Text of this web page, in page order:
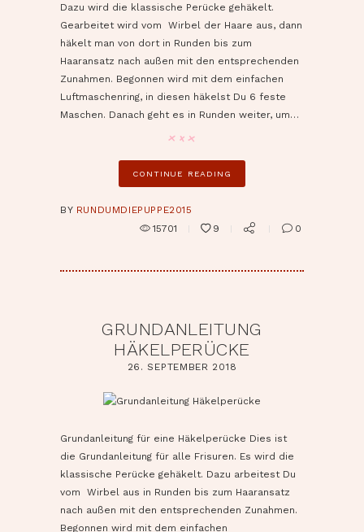
Dazu wird die klassische Perücke gehäkelt.
Gearbeitet wird vom Wirbel der Haare aus, dann
häkelt man von dort in Runden bis zum
Haaransatz nach außen mit den entsprechenden
Zunahmen. Begonnen wird mit dem einfachen
Luftmaschenring, in diesen häkelst Du 6 feste
Maschen. Danach geht es in Runden weiter, um…
CONTINUE READING
BY RUNDUMDIEPUPPE2015
15701
9 0
GRUNDANLEITUNG
HÄKELPERÜCKE
26. SEPTEMBER 2018
pin it
Grundanleitung für eine Häkelperücke Dies ist
die Grundanleitung für alle Frisuren. Es wird die
klassische Perücke gehäkelt. Dazu arbeitest Du
vom Wirbel aus in Runden bis zum Haaransatz
nach außen mit den entsprechenden Zunahmen.
Begonnen wird mit dem einfachen